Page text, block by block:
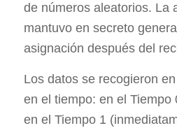
de números aleatorios. La
mantuvo en secreto
asignación después del
Los datos se recogieron
en el tiempo: en el Tiempo
en el Tiempo 1